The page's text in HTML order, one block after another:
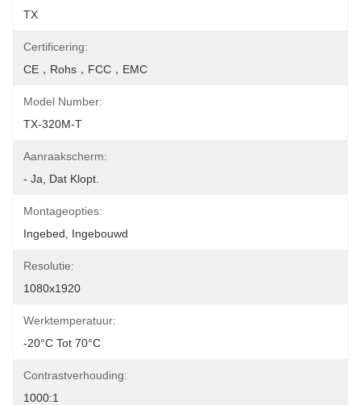
TX
Certificering:
CE，rohs，FCC，EMC
Model Number:
TX-320M-T
Aanraakscherm:
- Ja, Dat Klopt.
Montageopties:
Ingebed, Ingebouwd
Resolutie:
1080x1920
Werktemperatuur:
-20°C Tot 70°C
Contrastverhouding:
1000:1